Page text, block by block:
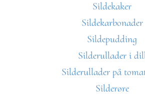
Sildekaker
Sildekarbonader
Sildepudding
Silderullader i
Silderullader på
Silderøre